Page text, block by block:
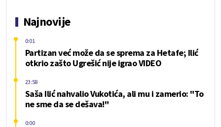
Najnovije
Partizan već može da se sprema za Hetafe; Ilić
otkrio zašto Ugrešić nije igrao VIDEO
0:01
Saša Ilić nahvalio Vukotića, ali mu i zamerio: "To
ne sme da se dešava!"
23:58
0:00